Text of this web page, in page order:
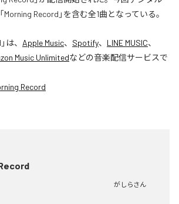
Record」を含む全1曲となっている。
」は、 Apple Music、 Spotify、 LINE MUSIC、
Music Unlimitedなどの音楽配信サービスで
Record
がしらさん